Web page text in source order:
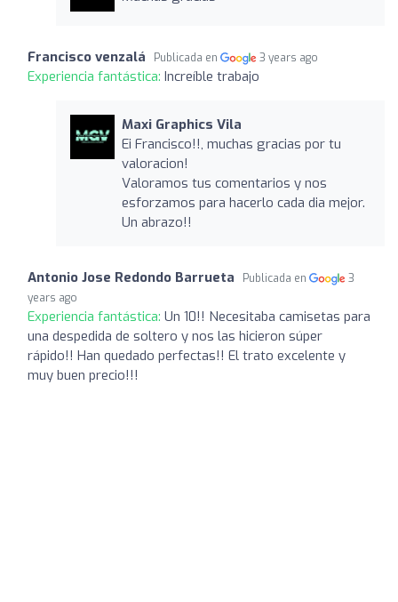
Francisco venzalá Publicada en 3 years ago
Experiencia fantástica: Increíble trabajo
Maxi Graphics Vila
Ei Francisco!!, muchas gracias por tu
valoracion!
Valoramos tus comentarios y nos
esforzamos para hacerlo cada dia mejor.
Un abrazo!!
Antonio Jose Redondo Barrueta Publicada en
3
years ago
Experiencia fantástica: Un 10!! Necesitaba camisetas para
una despedida de soltero y nos las hicieron súper
rápido!! Han quedado perfectas!! El trato excelente y
muy buen precio!!!